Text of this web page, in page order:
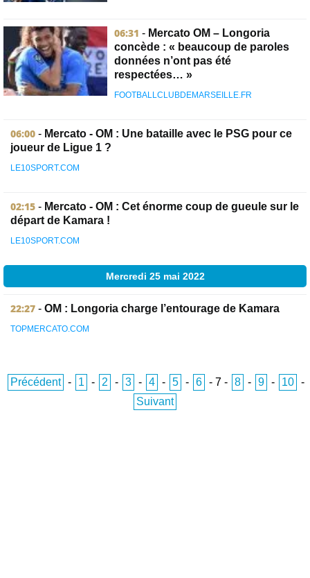
06:31 - Mercato OM – Longoria
concède : « beaucoup de paroles
données n’ont pas été
respectées… »
FOOTBALLCLUBDEMARSEILLE.FR
06:00 - Mercato - OM : Une bataille avec le PSG pour ce
joueur de Ligue 1 ?
LE10SPORT.COM
02:15 - Mercato - OM : Cet énorme coup de gueule sur le
départ de Kamara !
LE10SPORT.COM
Mercredi 25 mai 2022
22:27 - OM : Longoria charge l’entourage de Kamara
TOPMERCATO.COM
Précédent - 1 - 2 - 3 - 4 - 5 - 6 - 7- 8 - 9 - 10
-
Suivant